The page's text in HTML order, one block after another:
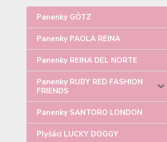
Panenky GÖTZ
Panenky PAOLA REINA
Panenky REINA DEL NORTE
Panenky RUBY RED FASHION
FRIENDS
Panenky SANTORO LONDON
Plyšáci LUCKY DOGGY